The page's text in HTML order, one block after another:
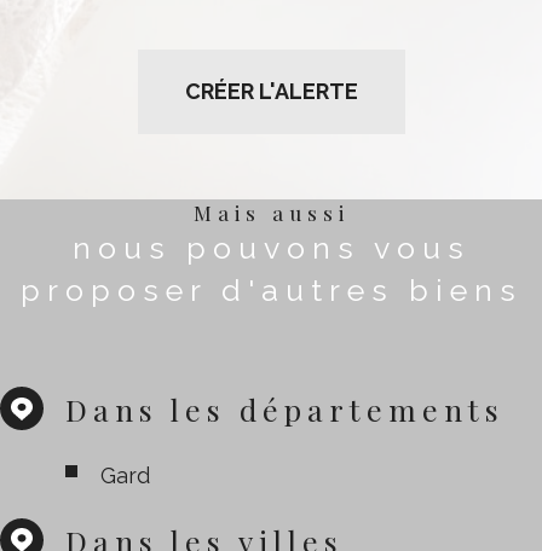
CRÉER L'ALERTE
Mais aussi
nous pouvons vous
proposer d'autres biens
Dans les départements
Gard
Dans les villes